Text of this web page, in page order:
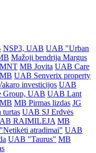
NSP3, UAB UAB "Urban
Mažoji bendrija Margus
MB Jovita UAB Care
UAB Senverix property
investicijos UAB
Group, UAB UAB Lant
MB Pirmas lizdas JG
UAB SJ Erdvės
RAIMILEJA MB
atradimai" UAB
UAB "Taurus" MB